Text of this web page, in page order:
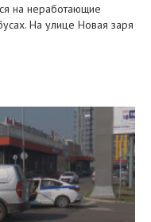
на неработающие
На улице Новая заря